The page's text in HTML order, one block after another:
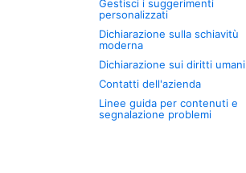
Gestisci i suggerimenti
personalizzati
Dichiarazione sulla schiavitù
moderna
Dichiarazione sui diritti umani
Contatti dell'azienda
Linee guida per contenuti e
segnalazione problemi